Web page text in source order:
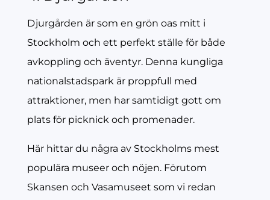
Djurgården är som en grön oas mitt i
Stockholm och ett perfekt ställe för både
avkoppling och äventyr. Denna kungliga
nationalstadspark är proppfull med
attraktioner, men har samtidigt gott om
plats för picknick och promenader.
Här hittar du några av Stockholms mest
populära museer och nöjen. Förutom
Skansen och Vasamuseet som vi redan